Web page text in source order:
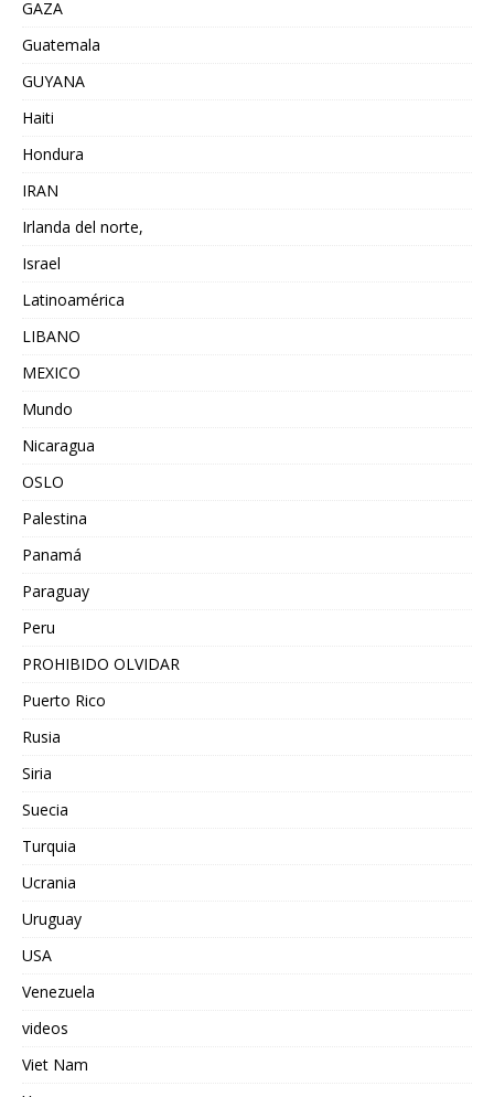
GAZA
Guatemala
GUYANA
Haiti
Hondura
IRAN
Irlanda del norte,
Israel
Latinoamérica
LIBANO
MEXICO
Mundo
Nicaragua
OSLO
Palestina
Panamá
Paraguay
Peru
PROHIBIDO OLVIDAR
Puerto Rico
Rusia
Siria
Suecia
Turquia
Ucrania
Uruguay
USA
Venezuela
videos
Viet Nam